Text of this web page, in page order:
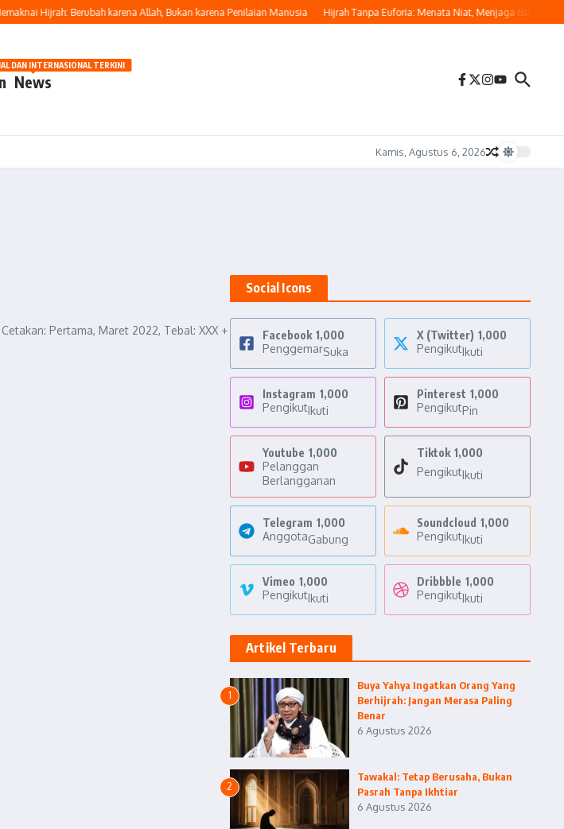
Hijrah: Berubah karena Allah, Bukan karena Penilaian Manusia Hijrah Tanpa Euforia: Menata Niat, Menjaga Istikamah
WANITA
News
DAN INTERNASIONAL TERKINI
Kamis, Agustus 6, 2026
Pertama, Maret 2022, Tebal: XXX +
Social Icons
Facebook 1,000
PenggemarSuka
X (Twitter) 1,000
PengikutIkuti
Instagram 1,000
PengikutIkuti
Pinterest 1,000
PengikutPin
Youtube 1,000
Pelanggan
Berlangganan
Tiktok 1,000
PengikutIkuti
Telegram 1,000
AnggotaGabung
Soundcloud 1,000
PengikutIkuti
Vimeo 1,000
PengikutIkuti
Dribbble 1,000
PengikutIkuti
Artikel Terbaru
1
Buya Yahya Ingatkan Orang Yang
Berhijrah: Jangan Merasa Paling
Benar
6 Agustus 2026
2
Tawakal: Tetap Berusaha, Bukan
Pasrah Tanpa Ikhtiar
6 Agustus 2026